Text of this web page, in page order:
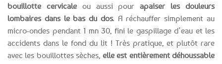
bouillotte cervicaleou aussi pourapaiser les douleurs
lombaires dans le bas du dos. A réchauffer simplement au
micro-ondes pendant 1 mn 30, fini le gaspillage d’eau et les
accidents dans le fond du lit ! Très pratique, et plutôt rare
avec les bouillottes sèches, elle est entièrement déhoussable